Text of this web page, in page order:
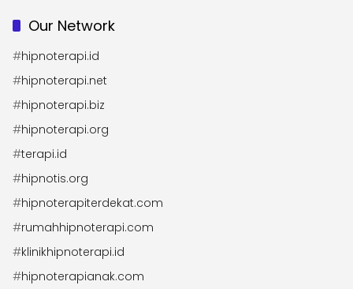
Our Network
#hipnoterapi.id
#hipnoterapi.net
#hipnoterapi.biz
#hipnoterapi.org
#terapi.id
#hipnotis.org
#hipnoterapiterdekat.com
#rumahhipnoterapi.com
#klinikhipnoterapi.id
#hipnoterapianak.com